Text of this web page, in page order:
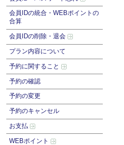
会員IDの統合・WEBポイントの
合算
会員IDの削除・退会
プラン内容について
予約に関すること
予約の確認
予約の変更
予約のキャンセル
お支払
WEBポイント